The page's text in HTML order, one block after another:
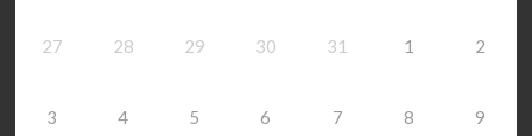
27 28 29 30 31 1 2
3 4 5 6 7 8 9